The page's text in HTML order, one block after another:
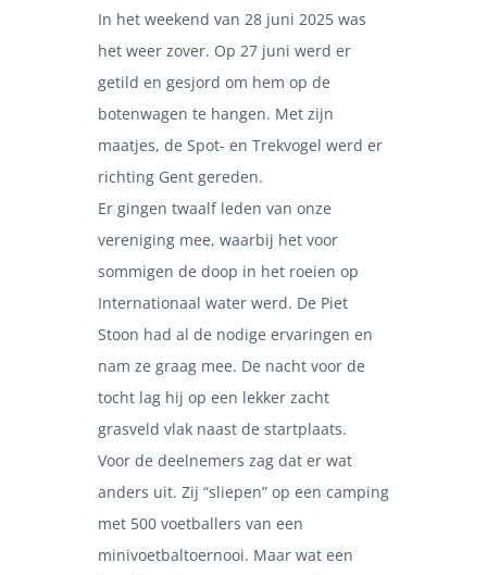
In het weekend van 28 juni 2025 was
het weer zover. Op 27 juni werd er
getild en gesjord om hem op de
botenwagen te hangen. Met zijn
maatjes, de Spot- en Trekvogel werd er
richting Gent gereden.
Er gingen twaalf leden van onze
vereniging mee, waarbij het voor
sommigen de doop in het roeien op
Internationaal water werd. De Piet
Stoon had al de nodige ervaringen en
nam ze graag mee. De nacht voor de
tocht lag hij op een lekker zacht
grasveld vlak naast de startplaats.
Voor de deelnemers zag dat er wat
anders uit. Zij “sliepen” op een camping
met 500 voetballers van een
minivoetbaltoernooi. Maar wat een